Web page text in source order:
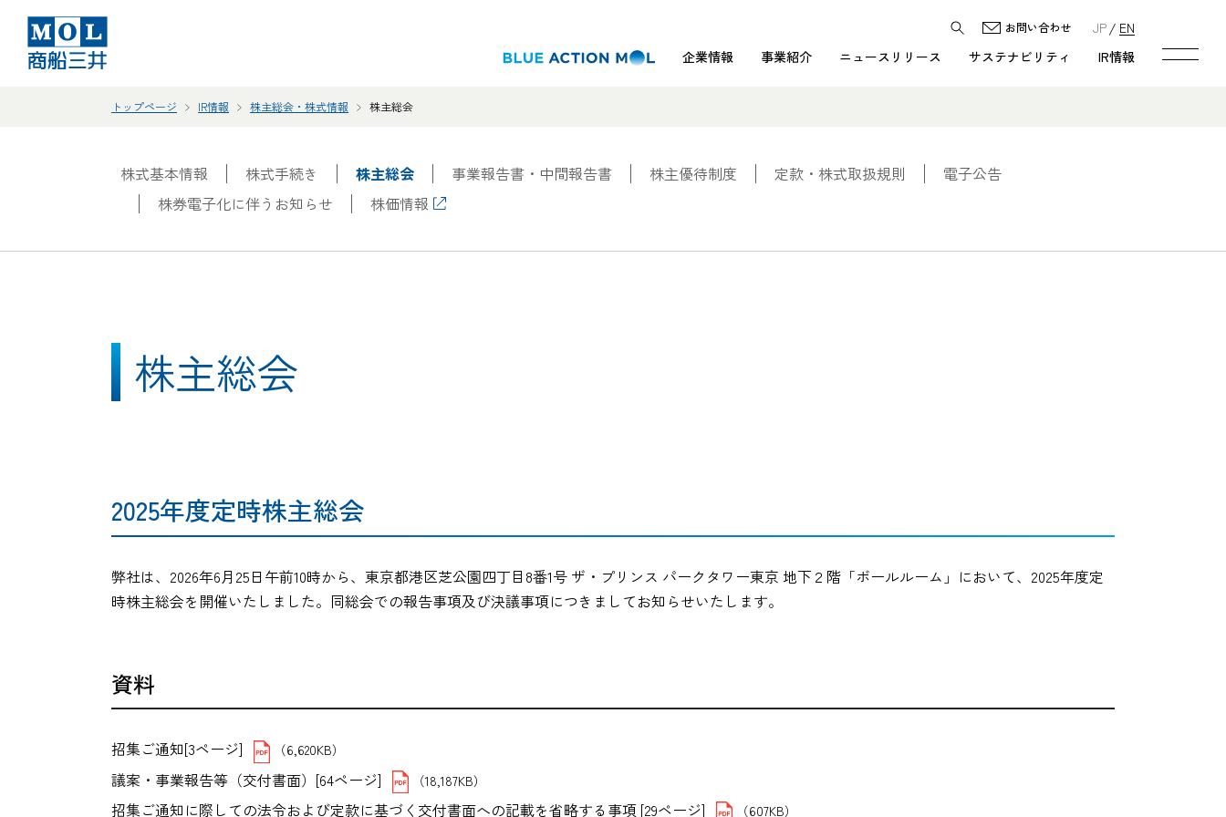
企業情報 事業紹介 ニュースリリース サステナビリティ IR情報
お問い合わせ JP EN
トップページ IR情報 株主総会・株式情報 株主総会
株式基本情報 株式手続き 株主総会 事業報告書・中間報告書 株主優待制度 定款・株式取扱規則
電子公告
株券電子化に伴うお知らせ
株価情報
株主総会
2025年度定時株主総会
弊社は、2026年6月25日午前10時から、東京都港区芝公園四丁目8番1号 ザ・プリンス パークタワー東京 地下２階「ボールルーム」において、2025年度定
時株主総会を開催いたしました。同総会での報告事項及び決議事項につきましてお知らせいたします。
資料
招集ご通知[3ページ] （6,620KB）
議案・事業報告等（交付書面）[64ページ] （18,187KB）
招集ご通知に際しての法令および定款に基づく交付書面への記載を省略する事項 [29ページ] （607KB）